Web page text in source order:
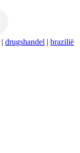
| drugshandel | brazilië